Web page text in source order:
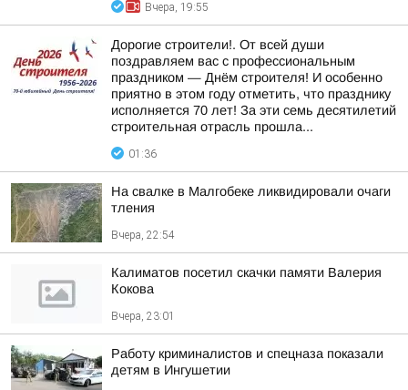
Вчера, 19:55
Дорогие строители!. От всей души
поздравляем вас с профессиональным
праздником — Днём строителя! И особенно
приятно в этом году отметить, что празднику
исполняется 70 лет! За эти семь десятилетий
строительная отрасль прошла...
01:36
На свалке в Малгобеке ликвидировали очаги
тления
Вчера, 22:54
Калиматов посетил скачки памяти Валерия
Кокова
Вчера, 23:01
Работу криминалистов и спецназа показали
детям в Ингушетии